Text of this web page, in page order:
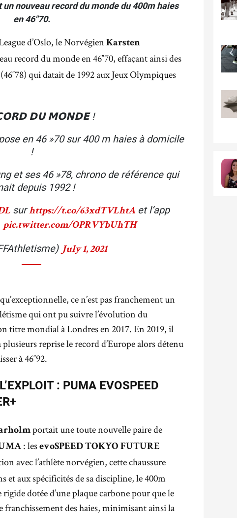
nouveau record du monde du 400m haies
en 46"70.
d’Oslo, le Norvégien Karsten
record du monde en 46″70, effaçant ainsi des
(46″78) qui datait de 1992 aux Jeux Olympiques
𝗗𝗨 𝗠𝗢𝗡𝗗𝗘 !
en 46 »70 sur 400 m haies à domicile
!
et ses 46 »78, chrono de référence qui
depuis 1992 !
surhttps://t.co/63xdTVLhtAet l’app
pic.twitter.com/OPRVYbUhTH
July 1, 2021
ce n’est pas franchement un
qui ont pu suivre l’évolution du
titre mondial à Londres en 2017. En 2019, il
reprise le record d’Europe alors détenu
à 46″92.
: PUMA EVOSPEED
portait une toute nouvelle paire de
: les evoSPEED TOKYO FUTURE
avec l’athlète norvégien, cette chaussure
et aux spécificités de sa discipline, le 400m
dotée d’une plaque carbone pour que le
franchissement des haies, minimisant ainsi la